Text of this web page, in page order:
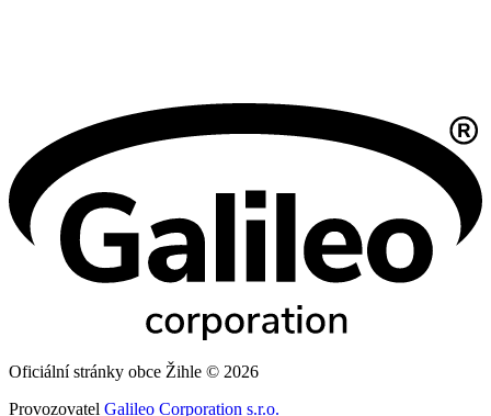
Oficiální stránky obce Žihle © 2026
Provozovatel Galileo Corporation s.r.o.